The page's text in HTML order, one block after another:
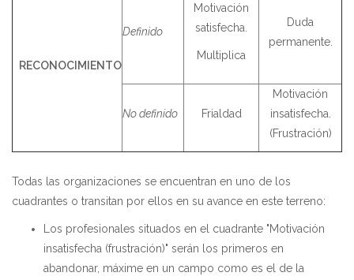
RECONOCIMIENTO
Definido
Motivación
satisfecha.
Multiplica
Duda
permanente.
No definido Frialdad
Motivación
insatisfecha.
(Frustración)
Todas las organizaciones se encuentran en uno de los
cuadrantes o transitan por ellos en su avance en este terreno:
Los profesionales situados en el cuadrante "Motivación
insatisfecha (frustración)" serán los primeros en
abandonar, máxime en un campo como es el de la